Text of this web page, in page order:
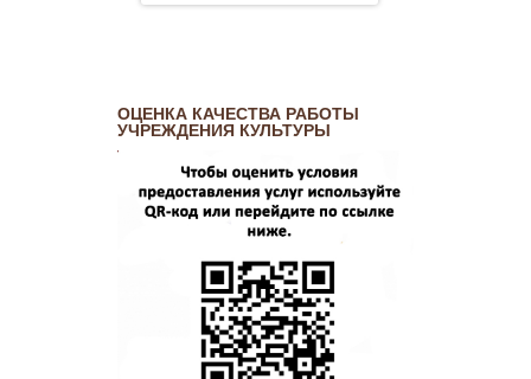
ОЦЕНКА КАЧЕСТВА РАБОТЫ
УЧРЕЖДЕНИЯ КУЛЬТУРЫ